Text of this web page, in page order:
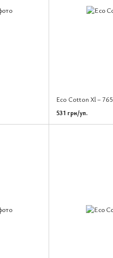
Eco Cotton Xl – 765
531 грн/уп.